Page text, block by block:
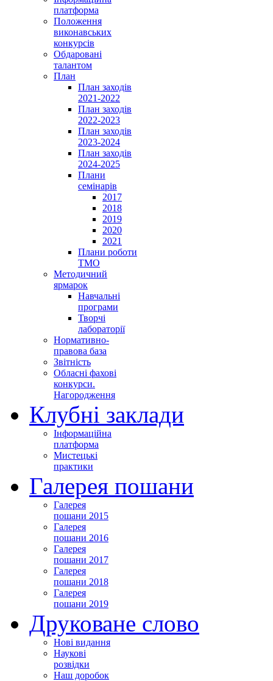
платформа
Положення
виконавських
конкурсів
Обдаровані
талантом
План
План заходів
2021-2022
План заходів
2022-2023
План заходів
2023-2024
План заходів
2024-2025
Плани
семінарів
2017
2018
2019
2020
2021
Плани роботи
ТМО
Методичний
ярмарок
Навчальні
програми
Творчі
лабораторії
Нормативно-
правова база
Звітність
Обласні фахові
конкурси.
Нагородження
Клубні заклади
Інформаційна
платформа
Мистецькі
практики
Галерея пошани
Галерея
пошани 2015
Галерея
пошани 2016
Галерея
пошани 2017
Галерея
пошани 2018
Галерея
пошани 2019
Друковане слово
Нові видання
Наукові
розвідки
Наш доробок